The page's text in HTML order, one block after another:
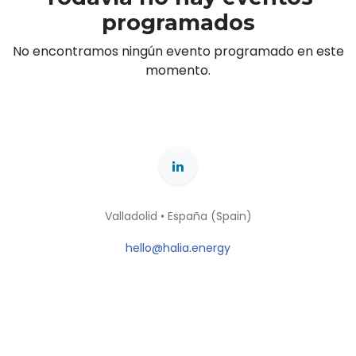
programados
No encontramos ningún evento programado en este
momento.
Valladolid • España (Spain)
hello@halia.energy